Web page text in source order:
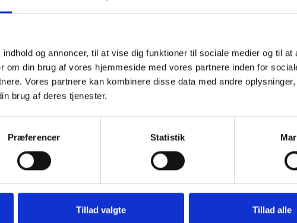
og annoncer, til at vise dig funktioner til sociale medier og til at
om din brug af vores hjemmeside med vores partnere inden for
Vores partnere kan kombinere disse data med andre
brug af deres tjenester.
Præferencer Statistik
Tillad valgte Tillad alle
et lys, skrive et mindeord,